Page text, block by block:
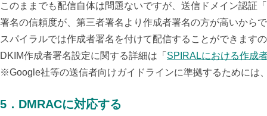
このままでも配信自体は問題ないですが、送信ドメイン認証
署名の信頼度が、第三者署名より作成者署名の方が高いから
スパイラルでは作成者署名を付けて配信することができます
DKIM作成者署名設定に関する詳細は「 SPIRALにおける作成
※Google社等の送信者向けガイドラインに準拠するためには
5．DMRACに対応する